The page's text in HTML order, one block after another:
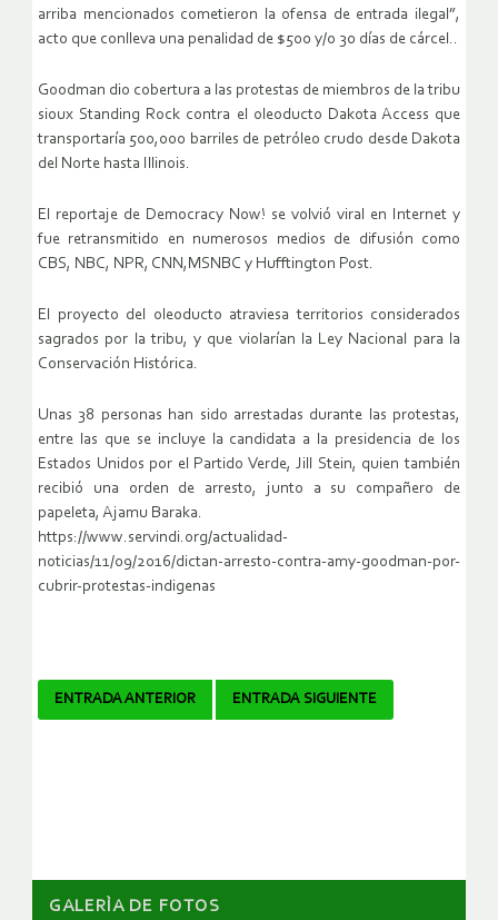
arriba mencionados cometieron la ofensa de entrada ilegal”,
acto que conlleva una penalidad de $500 y/o 30 días de cárcel..
Goodman dio cobertura a las protestas de miembros de la tribu
sioux Standing Rock contra el oleoducto Dakota Access que
transportaría 500,000 barriles de petróleo crudo desde Dakota
del Norte hasta Illinois.
El reportaje de Democracy Now! se volvió viral en Internet y
fue retransmitido en numerosos medios de difusión como
CBS, NBC, NPR, CNN,MSNBC y Hufftington Post.
El proyecto del oleoducto atraviesa territorios considerados
sagrados por la tribu, y que violarían la Ley Nacional para la
Conservación Histórica.
Unas 38 personas han sido arrestadas durante las protestas,
entre las que se incluye la candidata a la presidencia de los
Estados Unidos por el Partido Verde, Jill Stein, quien también
recibió una orden de arresto, junto a su compañero de
papeleta, Ajamu Baraka.
https://www.servindi.org/actualidad-
noticias/11/09/2016/dictan-arresto-contra-amy-goodman-por-
cubrir-protestas-indigenas
Navegador
ENTRADA ANTERIOR ENTRADA SIGUIENTE
GALERÌA DE FOTOS